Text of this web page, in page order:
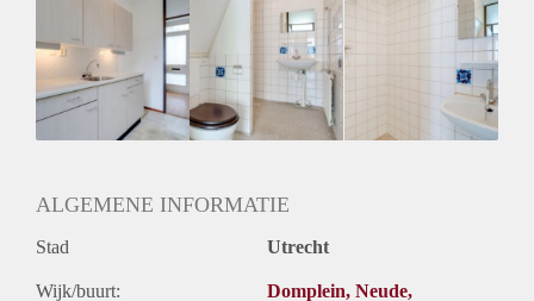
Gestoffeerd
ALGEMENE INFORMATIE
Stad Utrecht
Wijk/buurt:
Domplein, Neude,